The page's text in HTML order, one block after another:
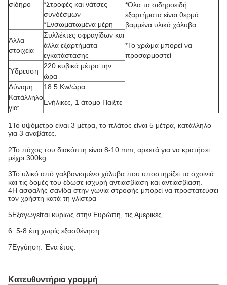
*Όλα τα σιδηροειδή
εξαρτήματα είναι θερμά
βαμμένα υλικά χάλυβα
*Το χρώμα μπορεί να
προσαρμοστεί
σίδηρο
*Στροφές και νάτσες
συνδέσμων
*Ενσωματωμένα μέρη
Άλλα
στοιχεία
Συλλέκτες σφραγίδων και
άλλα εξαρτήματα
εγκατάστασης
Ύδρευση
220 κυβικά μέτρα την
ώρα
Δύναμη
18.5 Kw/ώρα
Κατάλληλο
για:
Ενήλικες, 1 άτομο Παίξτε
1Το υψόμετρο είναι 3 μέτρα, το πλάτος είναι 5 μέτρα, κατάλληλο
για 3 αναβάτες.
2Το πάχος του διακόπτη είναι 8-10 mm, αρκετά για να κρατήσει
μέχρι 300kg
3Το υλικό από γαλβανισμένο χάλυβα που υποστηρίζει τα σχοινιά
και τις δομές του έδωσε ισχυρή αντιασβίαση και αντιασβίαση.
4Η ασφαλής σανίδα στην γωνία στροφής μπορεί να προστατεύσει
τον χρήστη κατά τη γλίστρα
5Εξαγωγείται κυρίως στην Ευρώπη, τις Αμερικές.
6. 5-8 έτη χωρίς εξασθένηση
7Εγγύηση: Ένα έτος.
Κατευθυντήρια γραμμή